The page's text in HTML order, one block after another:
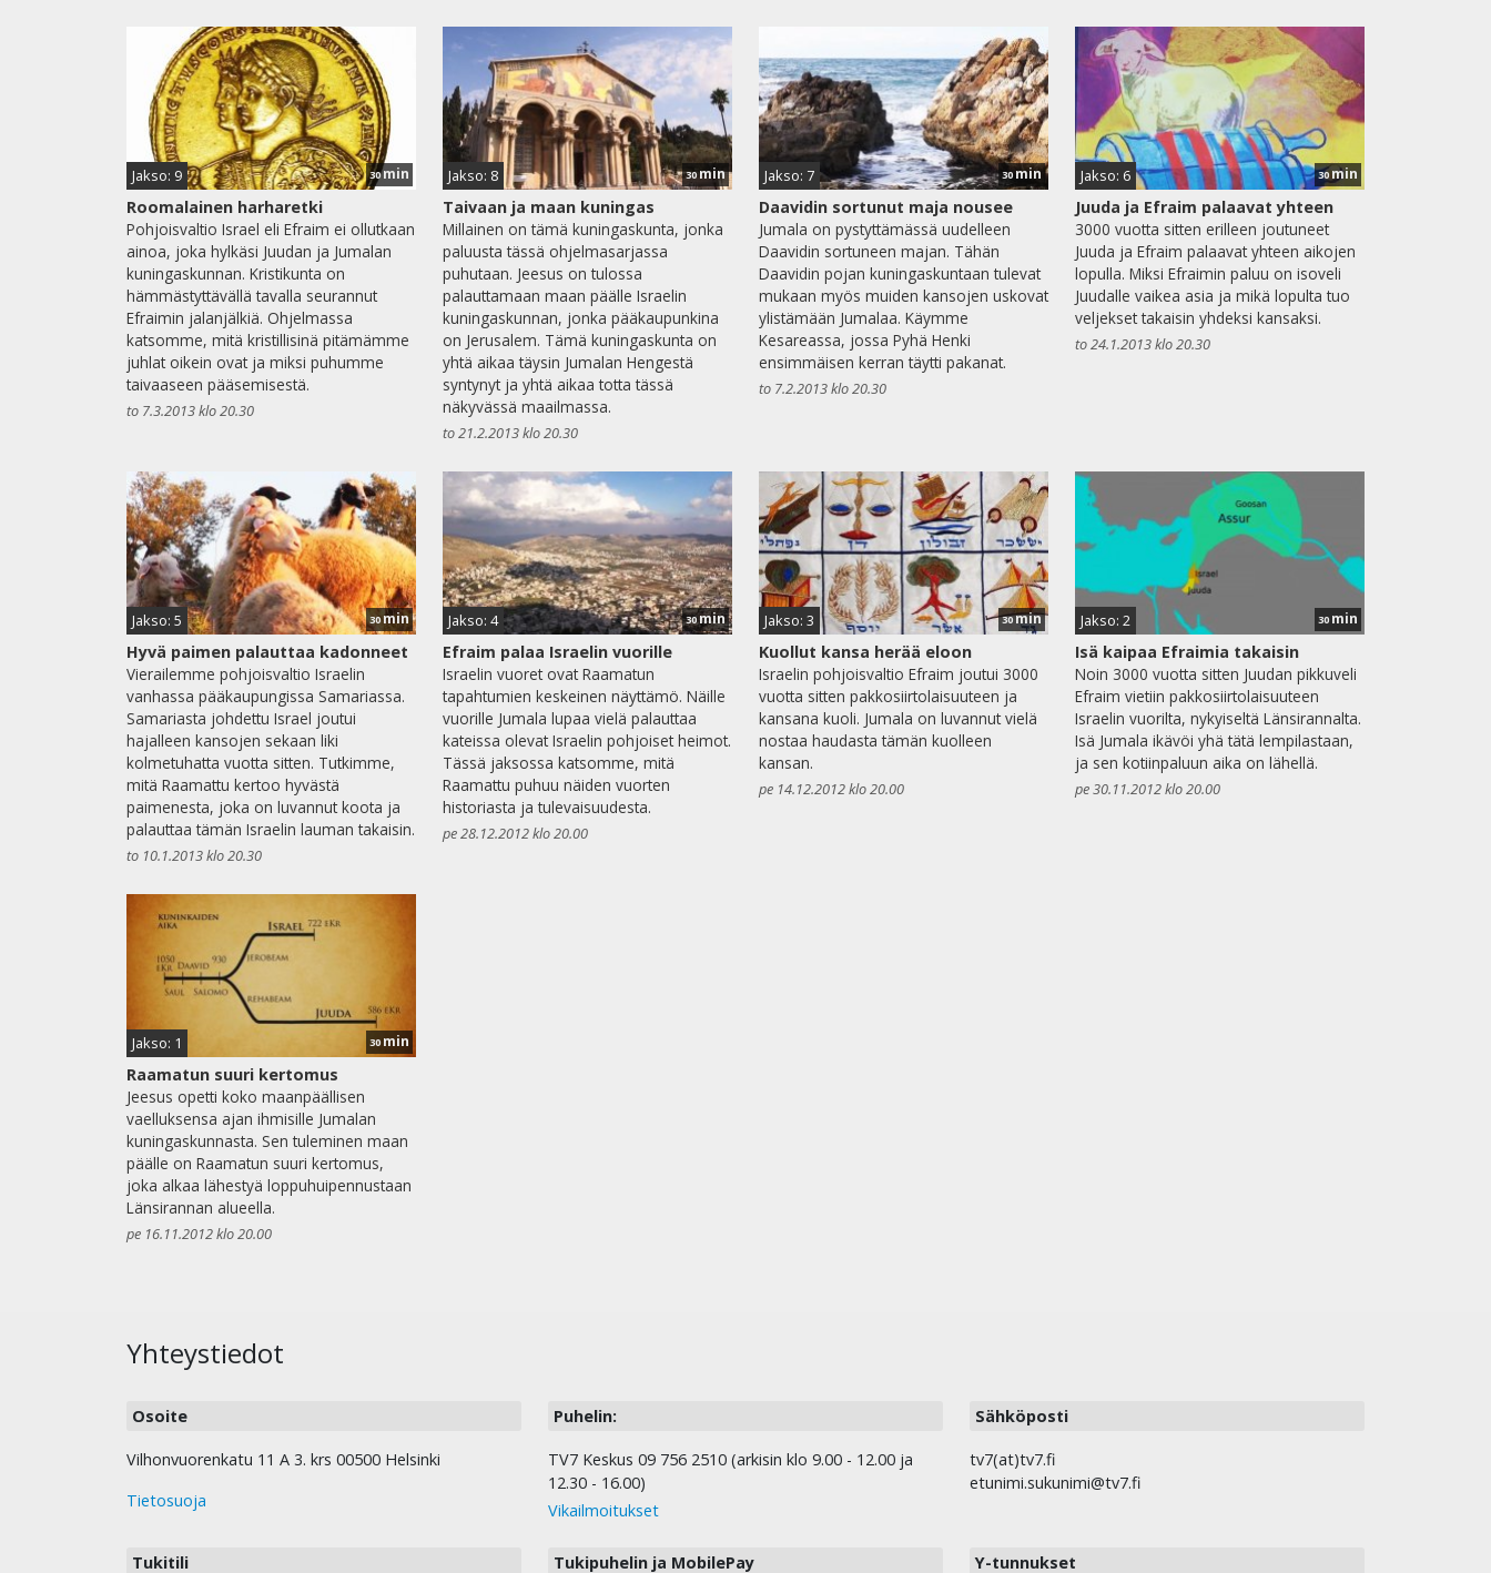
Jakso: 9 30min
Roomalainen harharetki
Pohjoisvaltio Israel eli Efraim ei ollutkaan
ainoa, joka hylkäsi Juudan ja Jumalan
kuningaskunnan. Kristikunta on
hämmästyttävällä tavalla seurannut
Efraimin jalanjälkiä. Ohjelmassa
katsomme, mitä kristillisinä pitämämme
juhlat oikein ovat ja miksi puhumme
taivaaseen pääsemisestä.
to 7.3.2013 klo 20.30
Jakso: 8 30min
Taivaan ja maan kuningas
Millainen on tämä kuningaskunta, jonka
paluusta tässä ohjelmasarjassa
puhutaan. Jeesus on tulossa
palauttamaan maan päälle Israelin
kuningaskunnan, jonka pääkaupunkina
on Jerusalem. Tämä kuningaskunta on
yhtä aikaa täysin Jumalan Hengestä
syntynyt ja yhtä aikaa totta tässä
näkyvässä maailmassa.
to 21.2.2013 klo 20.30
Jakso: 7 30min
Daavidin sortunut maja nousee
Jumala on pystyttämässä uudelleen
Daavidin sortuneen majan. Tähän
Daavidin pojan kuningaskuntaan tulevat
mukaan myös muiden kansojen uskovat
ylistämään Jumalaa. Käymme
Kesareassa, jossa Pyhä Henki
ensimmäisen kerran täytti pakanat.
to 7.2.2013 klo 20.30
Jakso: 6 30min
Juuda ja Efraim palaavat yhteen
3000 vuotta sitten erilleen joutuneet
Juuda ja Efraim palaavat yhteen aikojen
lopulla. Miksi Efraimin paluu on isoveli
Juudalle vaikea asia ja mikä lopulta tuo
veljekset takaisin yhdeksi kansaksi.
to 24.1.2013 klo 20.30
Jakso: 5 30min
Hyvä paimen palauttaa kadonneet
Vierailemme pohjoisvaltio Israelin
vanhassa pääkaupungissa Samariassa.
Samariasta johdettu Israel joutui
hajalleen kansojen sekaan liki
kolmetuhatta vuotta sitten. Tutkimme,
mitä Raamattu kertoo hyvästä
paimenesta, joka on luvannut koota ja
palauttaa tämän Israelin lauman takaisin.
to 10.1.2013 klo 20.30
Jakso: 4 30min
Efraim palaa Israelin vuorille
Israelin vuoret ovat Raamatun
tapahtumien keskeinen näyttämö. Näille
vuorille Jumala lupaa vielä palauttaa
kateissa olevat Israelin pohjoiset heimot.
Tässä jaksossa katsomme, mitä
Raamattu puhuu näiden vuorten
historiasta ja tulevaisuudesta.
pe 28.12.2012 klo 20.00
Jakso: 3 30min
Kuollut kansa herää eloon
Israelin pohjoisvaltio Efraim joutui 3000
vuotta sitten pakkosiirtolaisuuteen ja
kansana kuoli. Jumala on luvannut vielä
nostaa haudasta tämän kuolleen
kansan.
pe 14.12.2012 klo 20.00
Jakso: 2 30 min
Isä kaipaa Efraimia takaisin
Noin 3000 vuotta sitten Juudan pikkuveli
Efraim vietiin pakkosiirtolaisuuteen
Israelin vuorilta, nykyiseltä Länsirannalta.
Isä Jumala ikävöi yhä tätä lempilastaan,
ja sen kotiinpaluun aika on lähellä.
pe 30.11.2012 klo 20.00
Jakso: 1 30 min
Raamatun suuri kertomus
Jeesus opetti koko maanpäällisen
vaelluksensa ajan ihmisille Jumalan
kuningaskunnasta. Sen tuleminen maan
päälle on Raamatun suuri kertomus,
joka alkaa lähestyä loppuhuipennustaan
Länsirannan alueella.
pe 16.11.2012 klo 20.00
Yhteystiedot
Osoite
Vilhonvuorenkatu 11 A 3. krs 00500 Helsinki
Tietosuoja
Puhelin:
TV7 Keskus 09 756 2510 (arkisin klo 9.00 - 12.00 ja
12.30 - 16.00)
Vikailmoitukset
Sähköposti
tv7(at)tv7.fi
etunimi.sukunimi@tv7.fi
Tukitili Tukipuhelin ja MobilePay Y-tunnukset